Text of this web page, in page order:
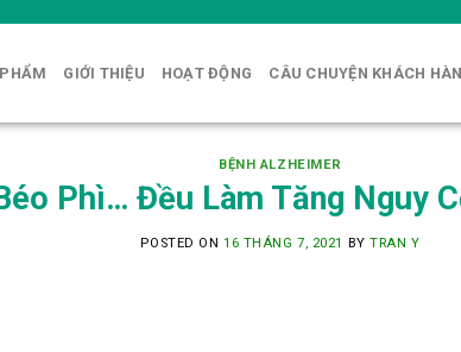
GIỚI THIỆU HOẠT ĐỘNG CÂU CHUYỆN KHÁCH
BỆNH ALZHEIMER
Phì… Đều Làm Tăng Nguy
POSTED ON 16 THÁNG 7, 2021 BYTRAN Y